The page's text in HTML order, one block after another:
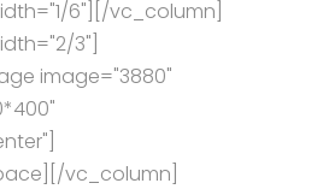
6"][/vc_column]
3"]
image="3880"
vc_column]